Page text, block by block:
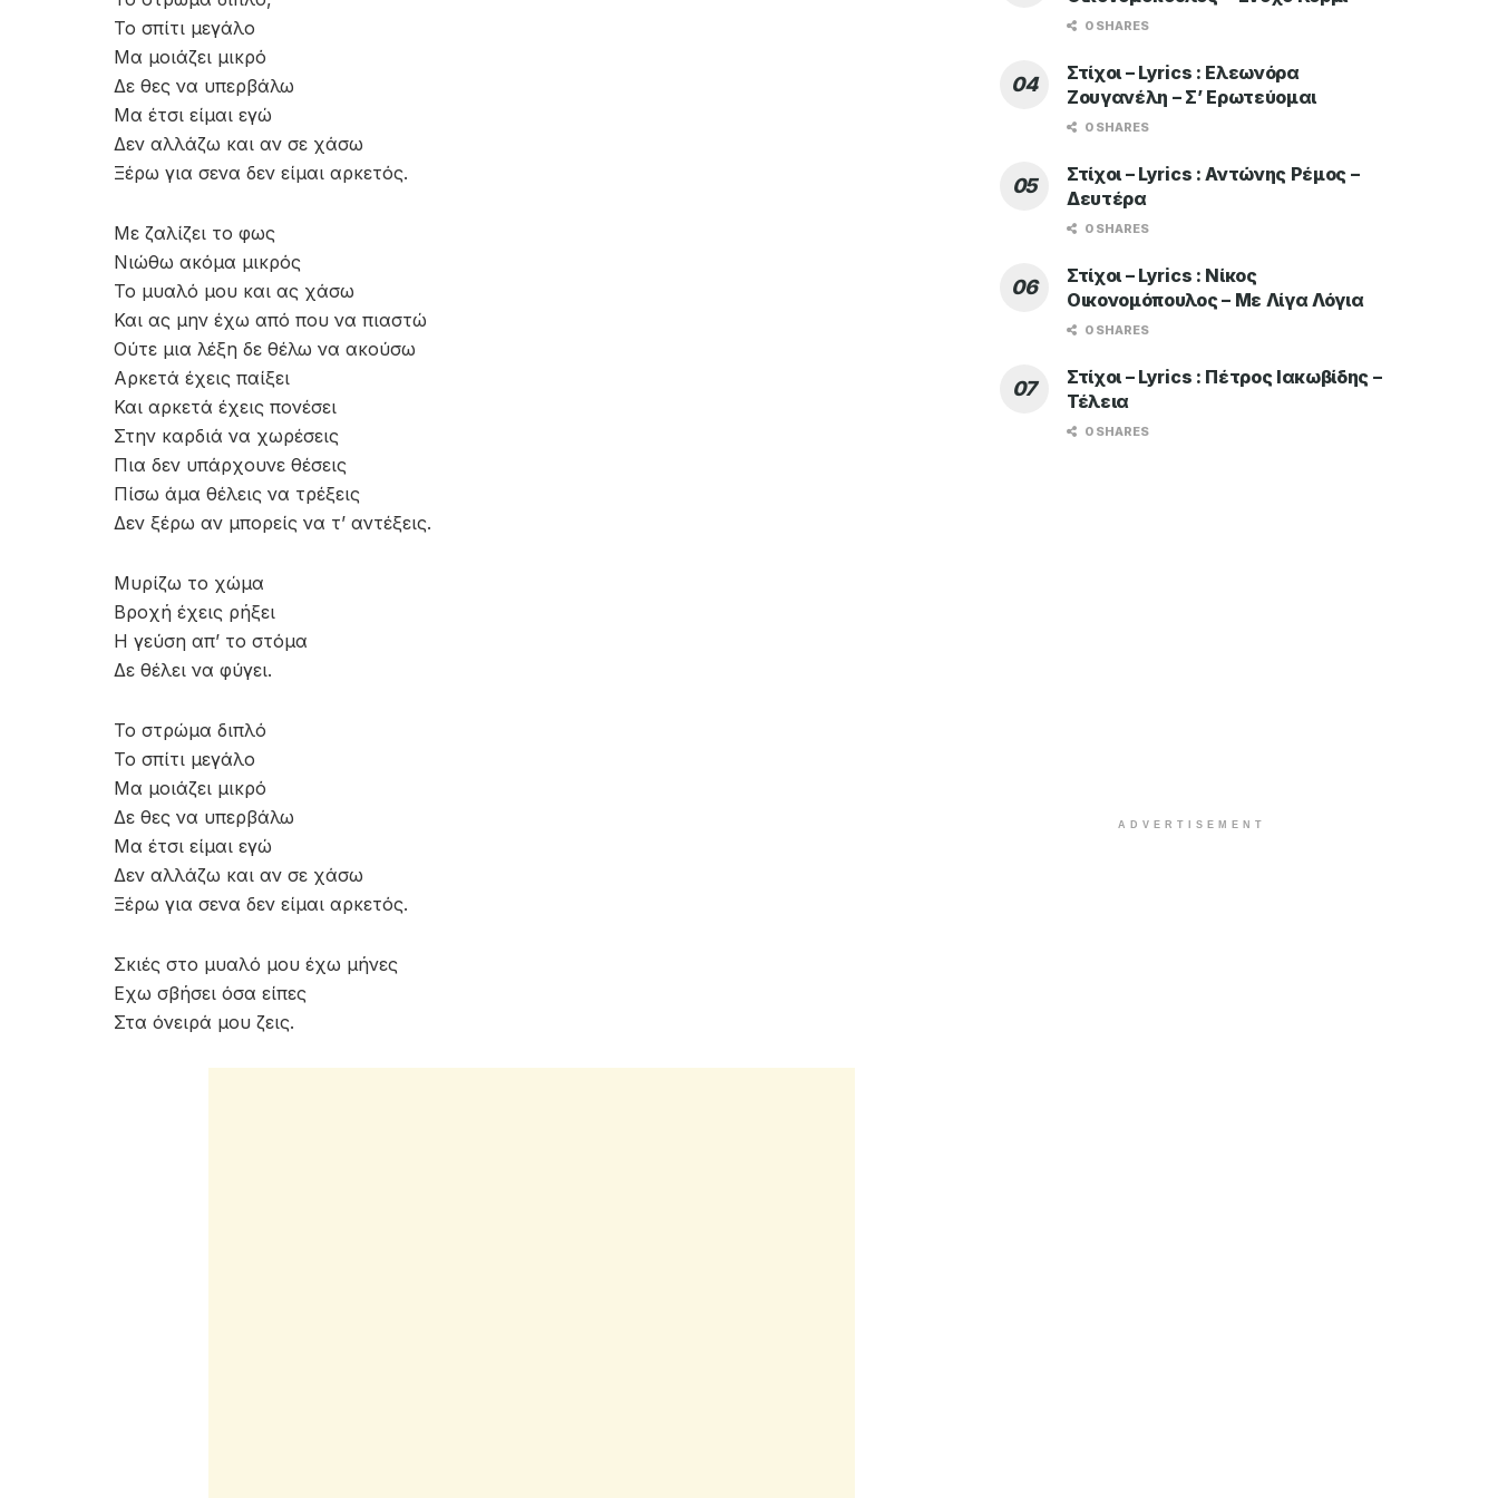
Το σπίτι μεγάλο
Μα μοιάζει μικρό
Δε θες να υπερβάλω
Μα έτσι είμαι εγώ
Δεν αλλάζω και αν σε χάσω
Ξέρω για σενα δεν είμαι αρκετός.
Με ζαλίζει το φως
Νιώθω ακόμα μικρός
Το μυαλό μου και ας χάσω
Και ας μην έχω από που να πιαστώ
Ούτε μια λέξη δε θέλω να ακούσω
Αρκετά έχεις παίξει
Και αρκετά έχεις πονέσει
Στην καρδιά να χωρέσεις
Πια δεν υπάρχουνε θέσεις
Πίσω άμα θέλεις να τρέξεις
Δεν ξέρω αν μπορείς να τ’ αντέξεις.
Μυρίζω το χώμα
Βροχή έχεις ρήξει
Η γεύση απ’ το στόμα
Δε θέλει να φύγει.
Το στρώμα διπλό
Το σπίτι μεγάλο
Μα μοιάζει μικρό
Δε θες να υπερβάλω
Μα έτσι είμαι εγώ
Δεν αλλάζω και αν σε χάσω
Ξέρω για σενα δεν είμαι αρκετός.
Σκιές στο μυαλό μου έχω μήνες
Εχω σβήσει όσα είπες
Στα όνειρά μου ζεις.
0 SHARES
Στίχοι – Lyrics : Ελεωνόρα
Ζουγανέλη – Σ’ Ερωτεύομαι
0 SHARES
Στίχοι – Lyrics : Αντώνης Ρέμος –
Δευτέρα
0 SHARES
Στίχοι – Lyrics : Νίκος
Οικονομόπουλος – Με Λίγα Λόγια
0 SHARES
Στίχοι – Lyrics : Πέτρος Ιακωβίδης –
Τέλεια
0 SHARES
ADVERTISEMENT